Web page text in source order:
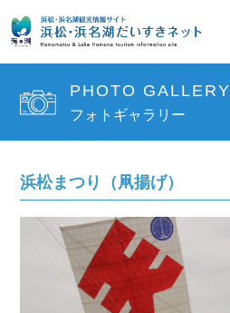
PHOTO GALLERY
フォトギャラリー
浜松まつり（凧揚げ）